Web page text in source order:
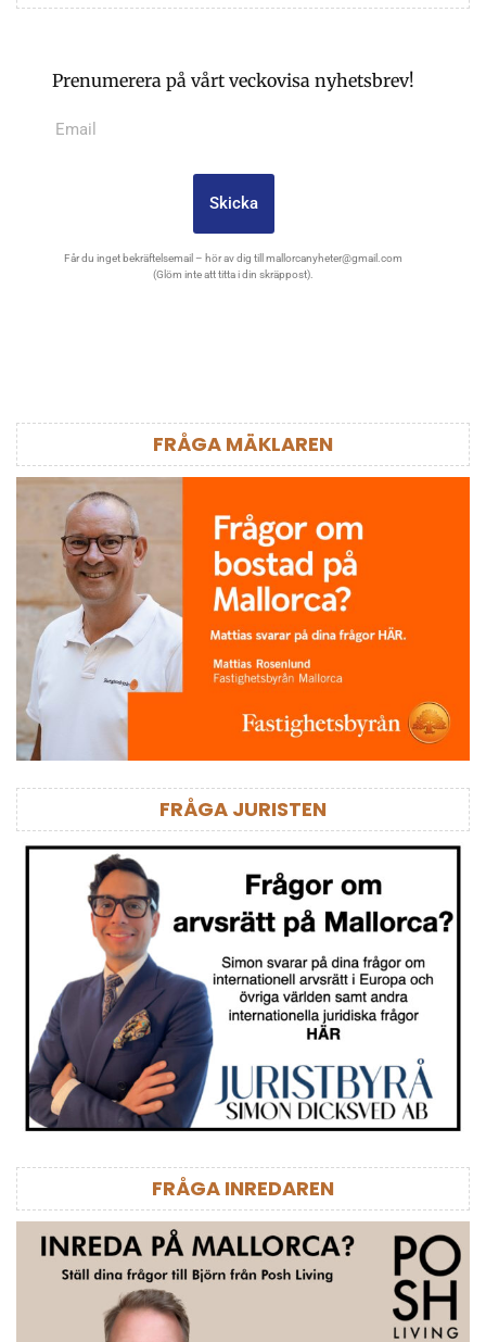
Prenumerera på vårt veckovisa nyhetsbrev!
Skicka
Får du inget bekräftelsemail – hör av dig till mallorcanyheter@gmail.com
(Glöm inte att titta i din skräppost).
FRÅGA MÄKLAREN
FRÅGA JURISTEN
FRÅGA INREDAREN